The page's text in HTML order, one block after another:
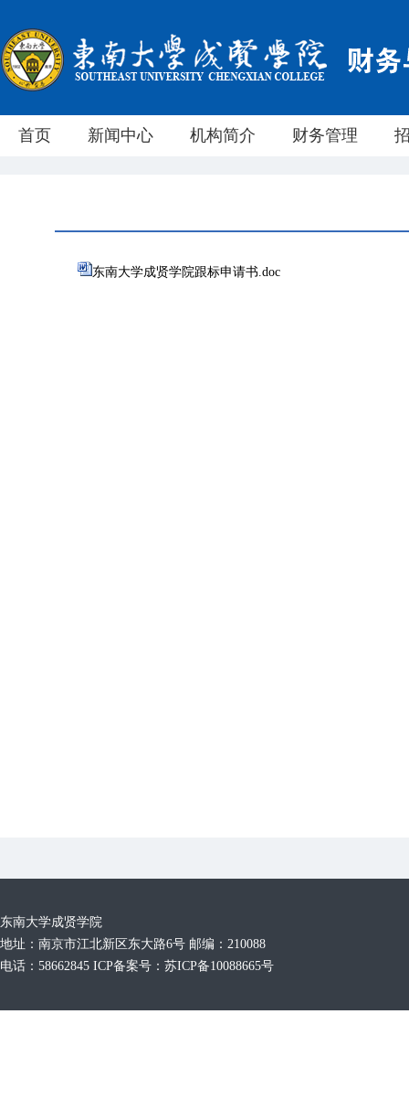
首页 新闻中心 机构简介 财务管理
东南大学成贤学院跟标申请书.doc
东南大学成贤学院
地址：南京市江北新区东大路6号 邮编：210088
电话：58662845 ICP备案号：苏ICP备10088665号